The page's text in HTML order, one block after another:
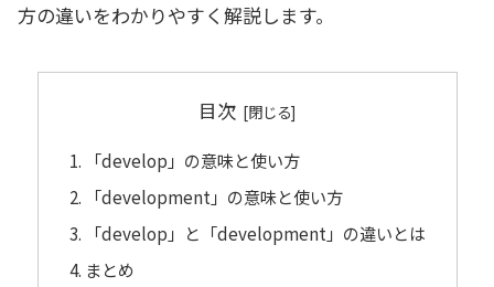
方の違いをわかりやすく解説します。
目次
「develop」の意味と使い方
「development」の意味と使い方
「develop」と「development」の違いとは
まとめ